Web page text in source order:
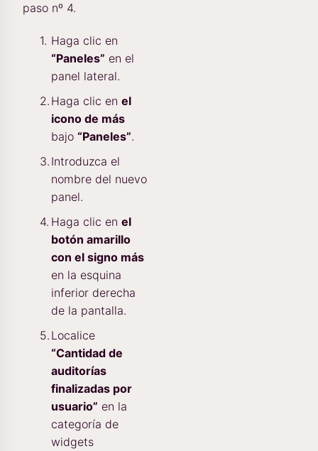
paso nº 4.
Haga clic en
“Paneles” en el
panel lateral.
Haga clic en el
icono de más
bajo “Paneles”.
Introduzca el
nombre del nuevo
panel.
Haga clic en el
botón amarillo
con el signo más
en la esquina
inferior derecha
de la pantalla.
Localice
“Cantidad de
auditorías
finalizadas por
usuario” en la
categoría de
widgets